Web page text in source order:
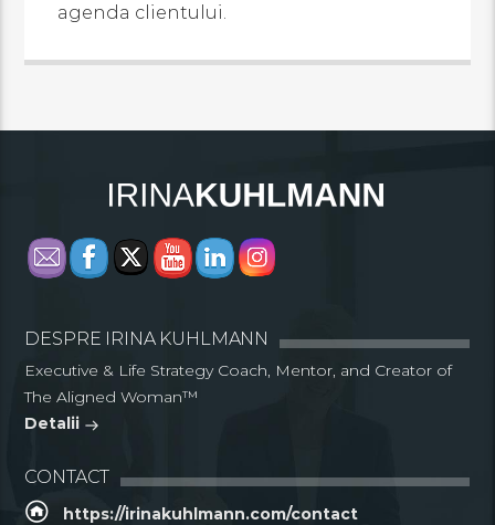
agenda clientului.
DESPRE IRINA KUHLMANN
Executive & Life Strategy Coach, Mentor, and Creator of
The Aligned Woman™
Detalii
CONTACT
https://irinakuhlmann.com/contact